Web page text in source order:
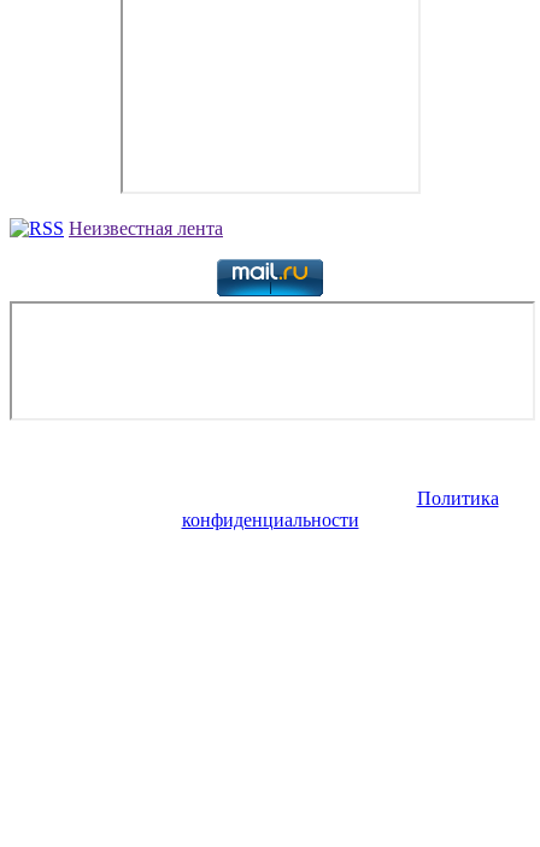
Неизвестная лента
Политика
конфиденциальности